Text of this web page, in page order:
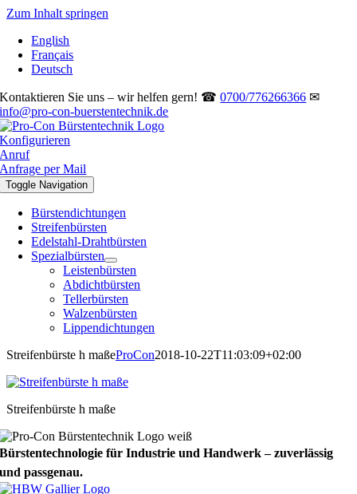
Zum Inhalt springen
English
Français
Deutsch
Kontaktieren Sie uns – wir helfen gern! ☎0700/776266366 ✉
info@pro-con-buerstentechnik.de
Konfigurieren
Anruf
Anfrage per Mail
Toggle Navigation
Bürstendichtungen
Streifenbürsten
Edelstahl-Drahtbürsten
Spezialbürsten
Leistenbürsten
Abdichtbürsten
Tellerbürsten
Walzenbürsten
Lippendichtungen
Streifenbürste h maßeProCon2018-10-22T11:03:09+02:00
Streifenbürste h maße
Bürstentechnologie für Industrie und Handwerk – zuverlässig
und passgenau.